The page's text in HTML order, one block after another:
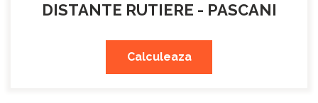
DISTANTE RUTIERE - PASCANI
Calculeaza